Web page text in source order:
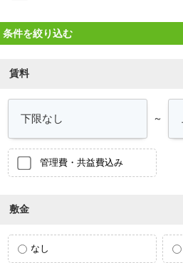
条件を絞り込む
賃料
～
管理費・共益費込み
敷金
なし